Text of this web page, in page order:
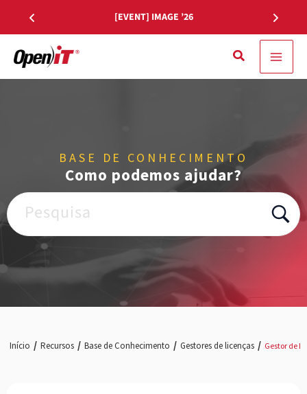
para
conteúdo
[EVENT] IMAGE ’26
Pesquisa
BASE DE CONHECIMENTO
Como podemos ajudar?
Início Recursos Base de Conhecimento Gestores de licenças Gestor de